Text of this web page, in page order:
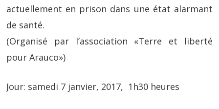
actuellement en prison dans une état alarmant
de santé.
(Organisé par l’association «Terre et liberté
pour Arauco»)
Jour: samedi 7 janvier, 2017, 1h30 heures